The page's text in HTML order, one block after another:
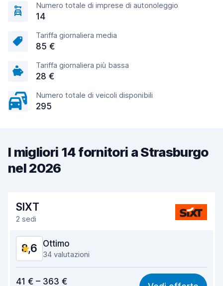
Numero totale di imprese di autonoleggio
14
Tariffa giornaliera media
85 €
Tariffa giornaliera più bassa
28 €
Numero totale di veicoli disponibili
295
I migliori 14 fornitori a Strasburgo
nel 2026
SIXT
2 sedi
8,6 Ottimo
34 valutazioni
7,8
41 € – 363 €